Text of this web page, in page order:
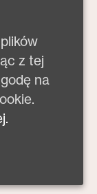
z tej
na